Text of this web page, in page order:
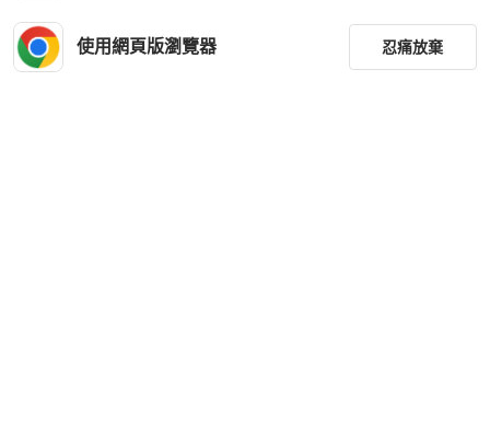
使用網頁版瀏覽器 忍痛放棄